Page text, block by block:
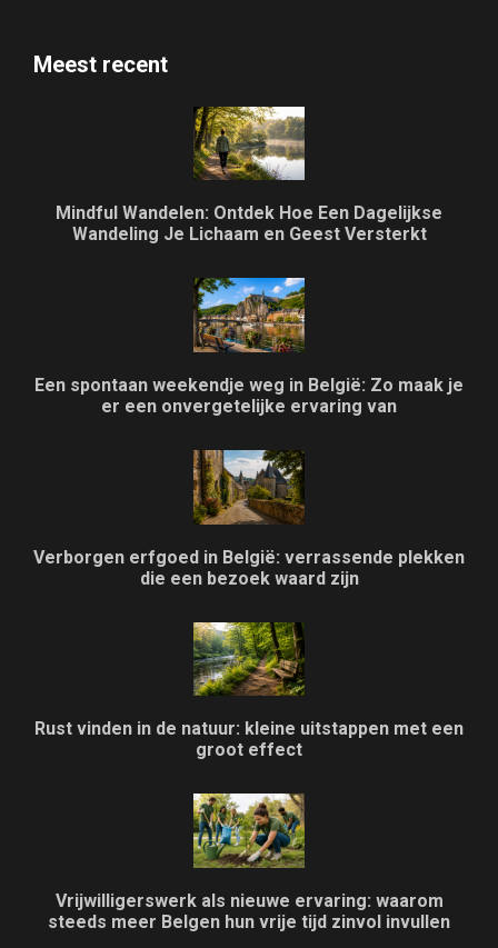
Meest recent
Mindful Wandelen: Ontdek Hoe Een Dagelijkse
Wandeling Je Lichaam en Geest Versterkt
Een spontaan weekendje weg in België: Zo maak je
er een onvergetelijke ervaring van
Verborgen erfgoed in België: verrassende plekken
die een bezoek waard zijn
Rust vinden in de natuur: kleine uitstappen met een
groot effect
Vrijwilligerswerk als nieuwe ervaring: waarom
steeds meer Belgen hun vrije tijd zinvol invullen